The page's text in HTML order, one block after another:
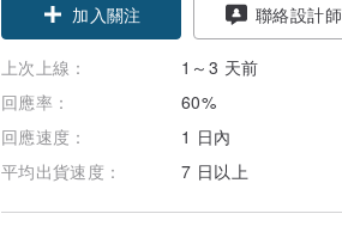
加入關注 聯絡設計師
上次上線：
1～3 天前
回應率：
60%
回應速度：
1 日內
平均出貨速度：
7 日以上